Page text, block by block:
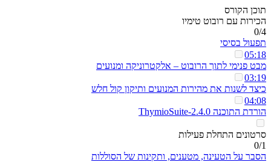
תוכן הקורס
הכירות עם רובוט טימיו
0/4
תפעול בסיסי
05:18
מבט פנימי לתוך הרובוט – אלקטרוניקה ומנועים
03:19
כיצד לשנות את מהירות המנועים ותיקון קול חלש
04:08
הורדת התוכנה ThymioSuite-2.4.0
סרטונים התחלת פעילות
0/1
הסבר על הטעינה, מטענים, ותקינות של הסוללות